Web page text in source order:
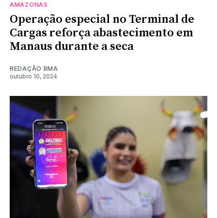
AMAZONAS
Operação especial no Terminal de
Cargas reforça abastecimento em
Manaus durante a seca
REDAÇÃO BMA
outubro 10, 2024